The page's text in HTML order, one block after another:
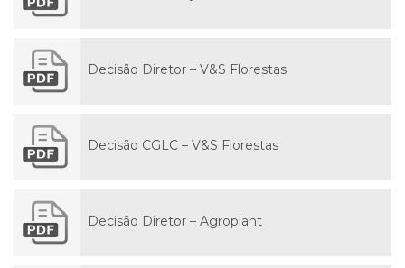
Decisão Diretor – V&S Florestas
Decisão CGLC – V&S Florestas
Decisão Diretor – Agroplant